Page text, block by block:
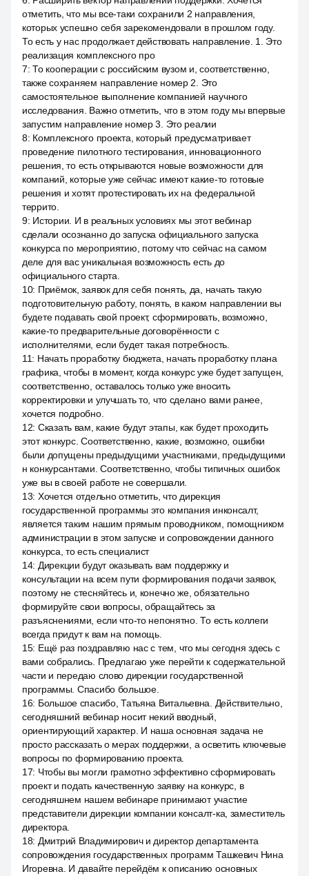
отметить, что мы все-таки сохранили 2 направления,
которых успешно себя зарекомендовали в прошлом году.
То есть у нас продолжает действовать направление. 1. Это
реализация комплексного про
7:То кооперации с российским вузом и, соответственно,
также сохраняем направление номер 2. Это
самостоятельное выполнение компанией научного
исследования. Важно отметить, что в этом году мы впервые
запустим направление номер 3. Это реалии
8: Комплексного проекта, который предусматривает
проведение пилотного тестирования, инновационного
решения, то есть открываются новые возможности для
компаний, которые уже сейчас имеют какие-то готовые
решения и хотят протестировать их на федеральной
террито.
9: Истории. И в реальных условиях мы этот вебинар
сделали осознанно до запуска официального запуска
конкурса по мероприятию, потому что сейчас на самом
деле для вас уникальная возможность есть до
официального старта.
10: Приёмок, заявок для себя понять, да, начать такую
подготовительную работу, понять, в каком направлении вы
будете подавать свой проект, сформировать, возможно,
какие-то предварительные договорённости с
исполнителями, если будет такая потребность.
11: Начать проработку бюджета, начать проработку плана
графика, чтобы в момент, когда конкурс уже будет запущен,
соответственно, оставалось только уже вносить
корректировки и улучшать то, что сделано вами ранее,
хочется подробно.
12: Сказать вам, какие будут этапы, как будет проходить
этот конкурс. Соответственно, какие, возможно, ошибки
были допущены предыдущими участниками, предыдущими
н конкурсантами. Соответственно, чтобы типичных ошибок
уже вы в своей работе не совершали.
13: Хочется отдельно отметить, что дирекция
государственной программы это компания инконсалт,
является таким нашим прямым проводником, помощником
администрации в этом запуске и сопровождении данного
конкурса, то есть специалист
14: Дирекции будут оказывать вам поддержку и
консультации на всем пути формирования подачи заявок,
поэтому не стесняйтесь и, конечно же, обязательно
формируйте свои вопросы, обращайтесь за
разъяснениями, если что-то непонятно. То есть коллеги
всегда придут к вам на помощь.
15: Ещё раз поздравляю нас с тем, что мы сегодня здесь с
вами собрались. Предлагаю уже перейти к содержательной
части и передаю слово дирекции государственной
программы. Спасибо большое.
16: Большое спасибо, Татьяна Витальевна. Действительно,
сегодняшний вебинар носит некий вводный,
ориентирующий характер. И наша основная задача не
просто рассказать о мерах поддержки, а осветить ключевые
вопросы по формированию проекта.
17: Чтобы вы могли грамотно эффективно сформировать
проект и подать качественную заявку на конкурс, в
сегодняшнем нашем вебинаре принимают участие
представители дирекции компании консалт-ка, заместитель
директора.
18: Дмитрий Владимирович и директор департамента
сопровождения государственных программ Ташкевич Нина
Игоревна. И давайте перейдём к описанию основных